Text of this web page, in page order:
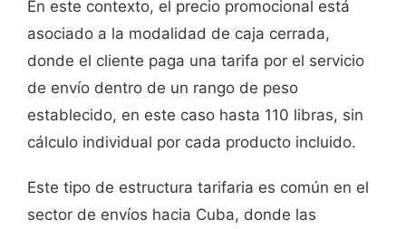
En este contexto, el precio promocional está
asociado a la modalidad de caja cerrada,
donde el cliente paga una tarifa por el servicio
de envío dentro de un rango de peso
establecido, en este caso hasta 110 libras, sin
cálculo individual por cada producto incluido.
Este tipo de estructura tarifaria es común en el
sector de envíos hacia Cuba, donde las